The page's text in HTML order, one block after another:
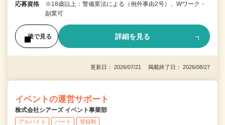
応募資格
※18歳以上：警備業法による（例外事由2号）、Wワーク・
副業可
後で見る 詳細を見る
更新日： 2026/07/21 掲載終了日： 2026/08/27
イベントの運営サポート
株式会社シアーズ イベント事業部
アルバイト パート 登録制